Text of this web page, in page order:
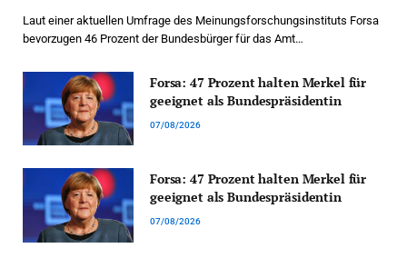
Laut einer aktuellen Umfrage des Meinungsforschungsinstituts Forsa
bevorzugen 46 Prozent der Bundesbürger für das Amt…
Forsa: 47 Prozent halten Merkel für
geeignet als Bundespräsidentin
07/08/2026
Forsa: 47 Prozent halten Merkel für
geeignet als Bundespräsidentin
07/08/2026